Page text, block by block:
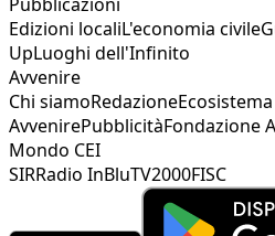
Edizioni localiL'economia civile
UpLuoghi dell'Infinito
Avvenire
Chi siamoRedazioneEcosistema
AvvenirePubblicitàFondazione
Mondo CEI
SIRRadio InBluTV2000FISC